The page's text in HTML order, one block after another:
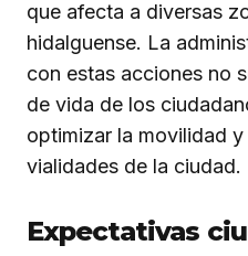
que afecta a diversas
hidalguense. La
con estas acciones no
de vida de los
optimizar la movilidad
vialidades de la ciudad.
Expectativas